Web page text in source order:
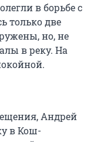
в борьбе с
только две
но, не
в реку. На
Андрей
в Кош-